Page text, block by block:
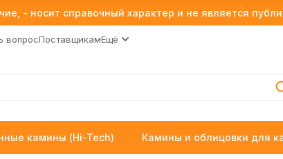
- носит справочный характер и не является
вопросПоставщикамЕщё
камины (Hi-Tech) Камины и облицовки для